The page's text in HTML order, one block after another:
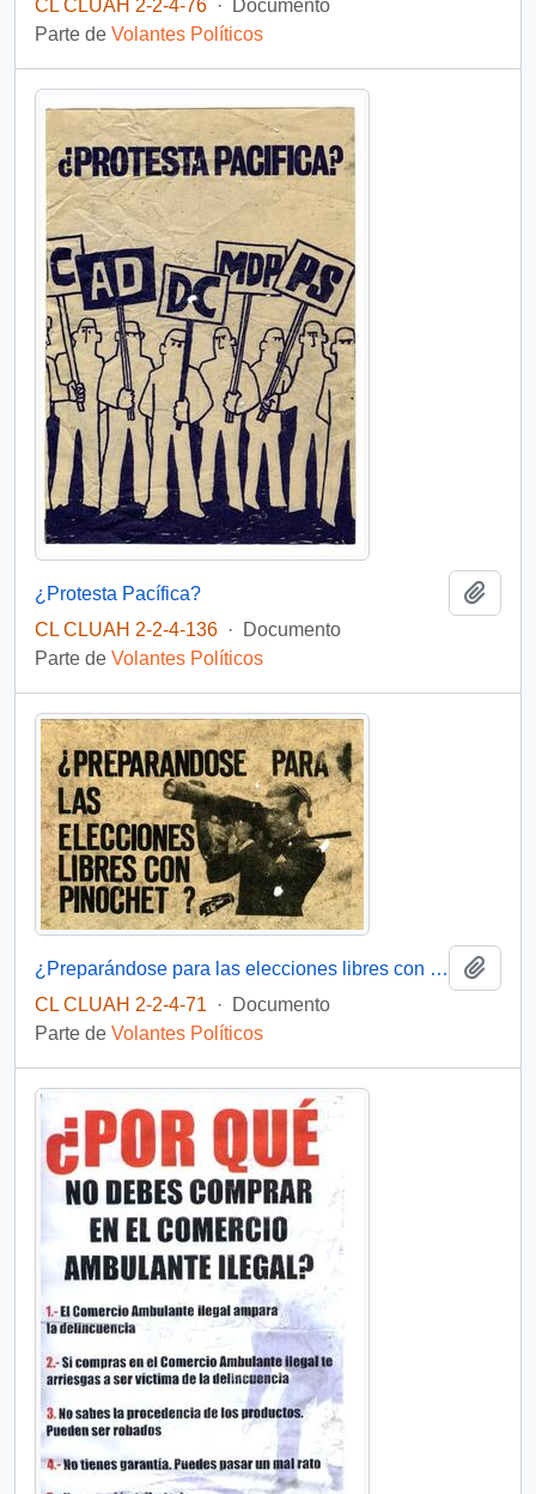
CL CLUAH 2-2-4-76 ·
Documento
Parte de Volantes Políticos
¿Protesta Pacífica?
CL CLUAH 2-2-4-136 ·
Documento
Parte de Volantes Políticos
¿Preparándose para las elecciones libres con Pinochet?
CL CLUAH 2-2-4-71
·
Documento
Parte de Volantes Políticos